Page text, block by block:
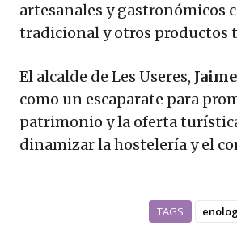
artesanales y gastronómicos
tradicional y otros productos
El alcalde de Les Useres,
como un escaparate para
patrimonio y la oferta
dinamizar la hostelería y el
TAGS